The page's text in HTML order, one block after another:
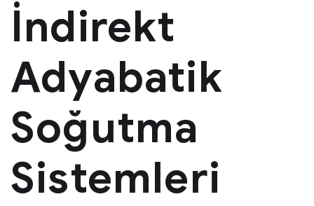
İndirekt
Adyabatik
Soğutma
Sistemleri